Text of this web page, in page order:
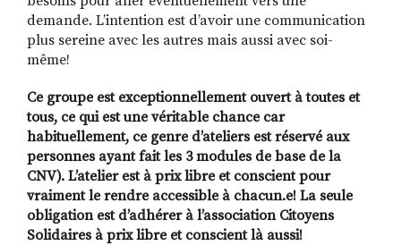
demande. L’intention est d’avoir une communication
plus sereine avec les autres mais aussi avec soi-
même!
Ce groupe est exceptionnellement ouvert à toutes et
tous, ce qui est une véritable chance car
habituellement, ce genre d’ateliers est réservé aux
personnes ayant fait les 3 modules de base de la
CNV). L’atelier est à prix libre et conscient pour
vraiment le rendre accessible à chacun.e! La seule
obligation est d’adhérer à l’association Citoyens
Solidaires à prix libre et conscient là aussi!